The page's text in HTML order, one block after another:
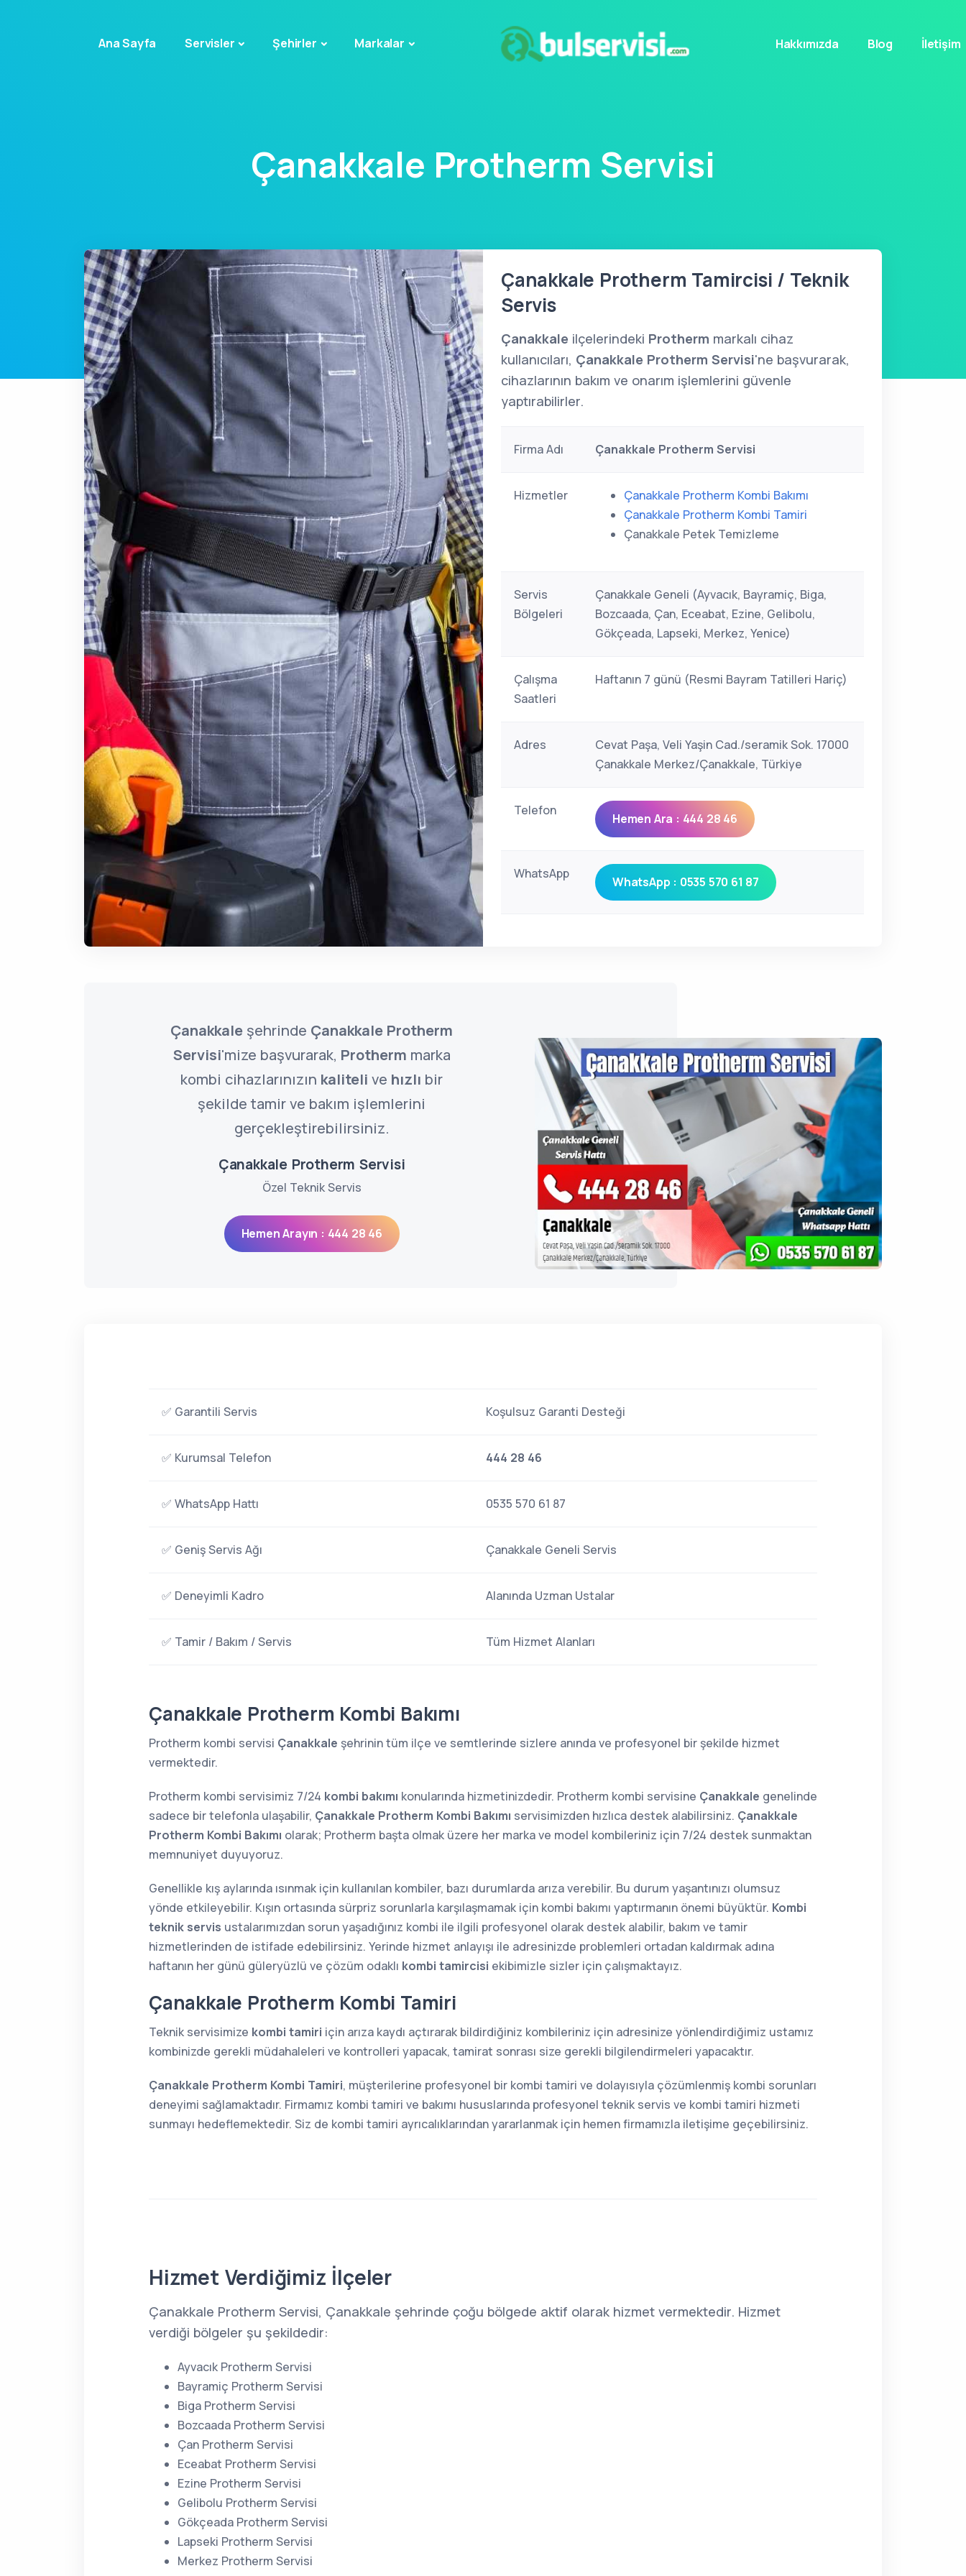
Ana Sayfa Servisler Şehirler Markalar Hakkımızda Blog İletişim
Çanakkale Protherm Servisi
Çanakkale Protherm Tamircisi / Teknik
Servis
Çanakkale ilçelerindeki Protherm markalı cihaz
kullanıcıları, Çanakkale Protherm Servisi'ne başvurarak,
cihazlarının bakım ve onarım işlemlerini güvenle
yaptırabilirler.
Firma Adı Çanakkale Protherm Servisi
Hizmetler
Çanakkale Protherm Kombi Bakımı
Çanakkale Protherm Kombi Tamiri
Çanakkale Petek Temizleme
Servis
Bölgeleri
Çanakkale Geneli (Ayvacık, Bayramiç, Biga,
Bozcaada, Çan, Eceabat, Ezine, Gelibolu,
Gökçeada, Lapseki, Merkez, Yenice)
Çalışma
Saatleri
Haftanın 7 günü (Resmi Bayram Tatilleri Hariç)
Adres
Cevat Paşa, Veli Yaşin Cad./seramik Sok. 17000
Çanakkale Merkez/Çanakkale, Türkiye
Telefon
Hemen Ara : 444 28 46
WhatsApp
WhatsApp : 0535 570 61 87
Çanakkale şehrinde Çanakkale Protherm
Servisi'mize başvurarak, Protherm marka
kombi cihazlarınızın kaliteli ve hızlı bir
şekilde tamir ve bakım işlemlerini
gerçekleştirebilirsiniz.
Çanakkale Protherm Servisi
Özel Teknik Servis
Hemen Arayın : 444 28 46
✅ Garantili Servis Koşulsuz Garanti Desteği
✅ Kurumsal Telefon 444 28 46
✅ WhatsApp Hattı 0535 570 61 87
✅ Geniş Servis Ağı Çanakkale Geneli Servis
✅ Deneyimli Kadro Alanında Uzman Ustalar
✅ Tamir / Bakım / Servis Tüm Hizmet Alanları
Çanakkale Protherm Kombi Bakımı
Protherm kombi servisi Çanakkale şehrinin tüm ilçe ve semtlerinde sizlere anında ve profesyonel bir şekilde hizmet
vermektedir.
Protherm kombi servisimiz 7/24 kombi bakımı konularında hizmetinizdedir. Protherm kombi servisine Çanakkale genelinde
sadece bir telefonla ulaşabilir, Çanakkale Protherm Kombi Bakımı servisimizden hızlıca destek alabilirsiniz. Çanakkale
Protherm Kombi Bakımı olarak; Protherm başta olmak üzere her marka ve model kombileriniz için 7/24 destek sunmaktan
memnuniyet duyuyoruz.
Genellikle kış aylarında ısınmak için kullanılan kombiler, bazı durumlarda arıza verebilir. Bu durum yaşantınızı olumsuz
yönde etkileyebilir. Kışın ortasında sürpriz sorunlarla karşılaşmamak için kombi bakımı yaptırmanın önemi büyüktür. Kombi
teknik servis ustalarımızdan sorun yaşadığınız kombi ile ilgili profesyonel olarak destek alabilir, bakım ve tamir
hizmetlerinden de istifade edebilirsiniz. Yerinde hizmet anlayışı ile adresinizde problemleri ortadan kaldırmak adına
haftanın her günü güleryüzlü ve çözüm odaklı kombi tamircisi ekibimizle sizler için çalışmaktayız.
Çanakkale Protherm Kombi Tamiri
Teknik servisimize kombi tamiri için arıza kaydı açtırarak bildirdiğiniz kombileriniz için adresinize yönlendirdiğimiz ustamız
kombinizde gerekli müdahaleleri ve kontrolleri yapacak, tamirat sonrası size gerekli bilgilendirmeleri yapacaktır.
Çanakkale Protherm Kombi Tamiri, müşterilerine profesyonel bir kombi tamiri ve dolayısıyla çözümlenmiş kombi sorunları
deneyimi sağlamaktadır. Firmamız kombi tamiri ve bakımı hususlarında profesyonel teknik servis ve kombi tamiri hizmeti
sunmayı hedeflemektedir. Siz de kombi tamiri ayrıcalıklarından yararlanmak için hemen firmamızla iletişime geçebilirsiniz.
Hizmet Verdiğimiz İlçeler
Çanakkale Protherm Servisi, Çanakkale şehrinde çoğu bölgede aktif olarak hizmet vermektedir. Hizmet
verdiği bölgeler şu şekildedir:
Ayvacık Protherm Servisi
Bayramiç Protherm Servisi
Biga Protherm Servisi
Bozcaada Protherm Servisi
Çan Protherm Servisi
Eceabat Protherm Servisi
Ezine Protherm Servisi
Gelibolu Protherm Servisi
Gökçeada Protherm Servisi
Lapseki Protherm Servisi
Merkez Protherm Servisi